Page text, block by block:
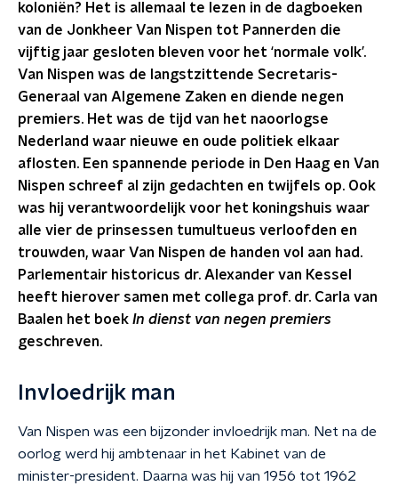
koloniën? Het is allemaal te lezen in de dagboeken
van de Jonkheer Van Nispen tot Pannerden die
vijftig jaar gesloten bleven voor het ‘normale volk’.
Van Nispen was de langstzittende Secretaris-
Generaal van Algemene Zaken en diende negen
premiers. Het was de tijd van het naoorlogse
Nederland waar nieuwe en oude politiek elkaar
aflosten. Een spannende periode in Den Haag en Van
Nispen schreef al zijn gedachten en twijfels op. Ook
was hij verantwoordelijk voor het koningshuis waar
alle vier de prinsessen tumultueus verloofden en
trouwden, waar Van Nispen de handen vol aan had.
Parlementair historicus dr. Alexander van Kessel
heeft hierover samen met collega prof. dr. Carla van
Baalen het boek In dienst van negen premiers
geschreven.
Invloedrijk man
Van Nispen was een bijzonder invloedrijk man. Net na de
oorlog werd hij ambtenaar in het Kabinet van de
minister-president. Daarna was hij van 1956 tot 1962